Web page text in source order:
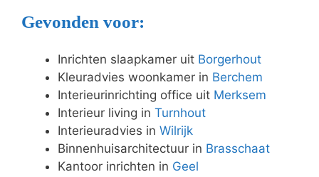
Gevonden voor:
Inrichten slaapkamer uit Borgerhout
Kleuradvies woonkamer in Berchem
Interieurinrichting office uit Merksem
Interieur living in Turnhout
Interieuradvies in Wilrijk
Binnenhuisarchitectuur in Brasschaat
Kantoor inrichten in Geel